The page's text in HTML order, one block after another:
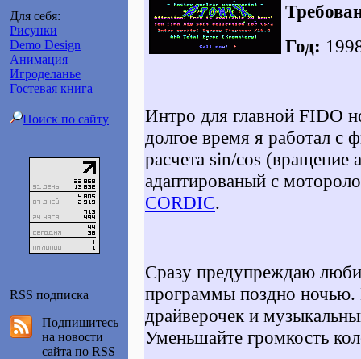
Для себя:
Рисунки
Demo Design
Анимация
Игроделанье
Гостевая книга
Поиск по сайту
RSS подписка
Подпишитесь
на новости
сайта по RSS
Год:
Интро для главной FIDO
долгое время я работал с
расчета sin/cos (вращение
адаптированый с
CORDIC.
Сразу предупреждаю
программы поздно ночью.
драйверочек и
Уменьшайте громкость